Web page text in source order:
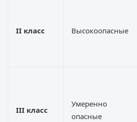
II класс Высокоопасные
III класс
Умеренно
опасные